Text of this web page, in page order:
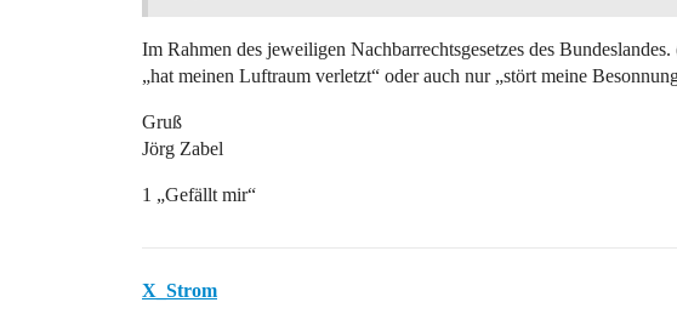
Im Rahmen des jeweiligen Nachbarrechtsgesetzes des
„hat meinen Luftraum verletzt“ oder auch nur „stört meine
Gruß
Jörg Zabel
1 „Gefällt mir“
X_Strom